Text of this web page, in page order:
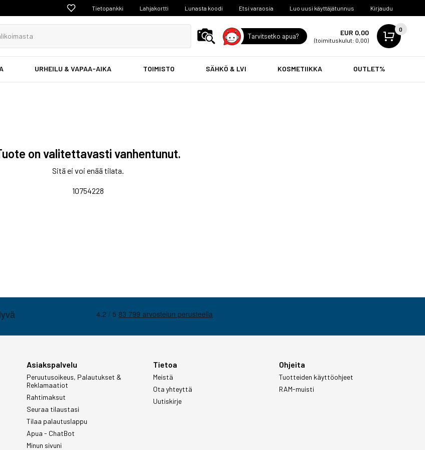
Tietopankki Lahjakortti Lunasta koodi Etsi varaosia Luo uusi käyttäjätunnus Kirjaudu
Tarvitsetko apua? EUR 0,00
(toimituskulut: 0,00)
0
URHEILU & VAPAA-AIKA TOIMISTO SÄHKÖ & LVI KOSMETIIKKA OUTLET%
on valitettavasti vanhentunut.
Sitä ei voi enää tilata.
10754228
Asiakspalvelu
Peruutusoikeus, Palautukset &
Reklamaatiot
Rahtimaksut
Seuraa tilaustasi
Tilaa palautuslappu
Apua - ChatBot
Minun sivuni
Tietoa
Meistä
Ota yhteyttä
Uutiskirje
Ohjeita
Tuotteiden käyttöohjeet
RAM-muisti